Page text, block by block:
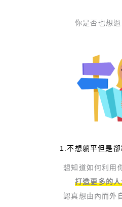
你是否也想
1.不想躺平但是
想知道如何利用
打造更多的
認真想由內而外